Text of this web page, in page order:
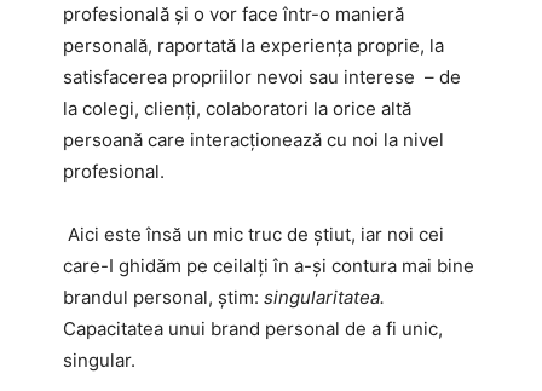
profesională și o vor face într-o manieră
personală, raportată la experiența proprie, la
satisfacerea propriilor nevoi sau interese – de
la colegi, clienți, colaboratori la orice altă
persoană care interacționează cu noi la nivel
profesional.
Aici este însă un mic truc de știut, iar noi cei
care-I ghidăm pe ceilalți în a-și contura mai bine
brandul personal, știm: singularitatea.
Capacitatea unui brand personal de a fi unic,
singular.